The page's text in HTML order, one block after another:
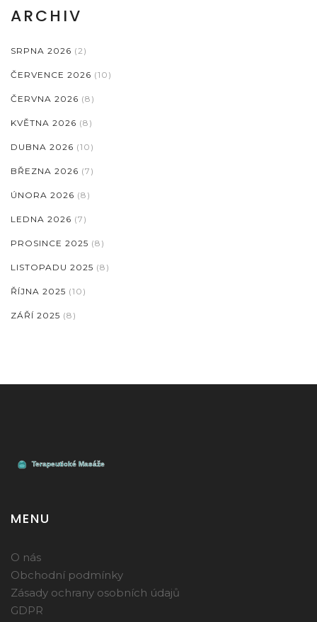
ARCHIV
SRPNA 2026 (2)
ČERVENCE 2026 (10)
ČERVNA 2026 (8)
KVĚTNA 2026 (8)
DUBNA 2026 (10)
BŘEZNA 2026 (7)
ÚNORA 2026 (8)
LEDNA 2026 (7)
PROSINCE 2025 (8)
LISTOPADU 2025 (8)
ŘÍJNA 2025 (10)
ZÁŘÍ 2025 (8)
MENU
O nás
Obchodní podmínky
Zásady ochrany osobních údajů
GDPR